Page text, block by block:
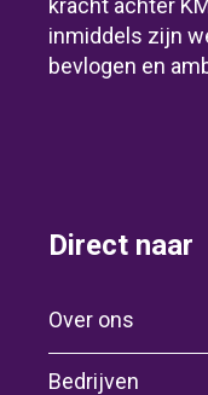
kracht achter
inmiddels zijn
bevlogen en
Direct naar
Over ons
Bedrijven